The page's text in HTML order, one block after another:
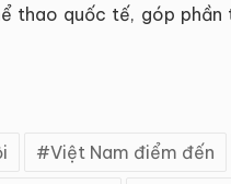
thao quốc tế, góp
Việt Nam điểm đến